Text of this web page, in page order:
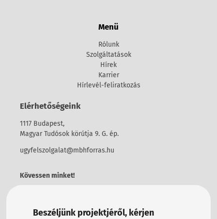
Menü
Rólunk
Szolgáltatások
Hírek
Karrier
Hírlevél-feliratkozás
Elérhetőségeink
1117 Budapest,
Magyar Tudósok körútja 9. G. ép.
ugyfelszolgalat@mbhforras.hu
Kövessen minket!
Beszéljünk projektjéről, kérjen